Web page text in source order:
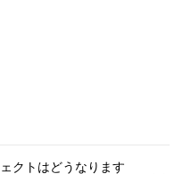
長期使用することで
損し不均一により、
ことで、さらに掃除
は、
直接
クトはどうなります